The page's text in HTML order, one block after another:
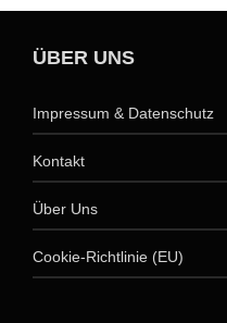
ÜBER UNS
Impressum & Datenschutz
Kontakt
Über Uns
Cookie-Richtlinie (EU)